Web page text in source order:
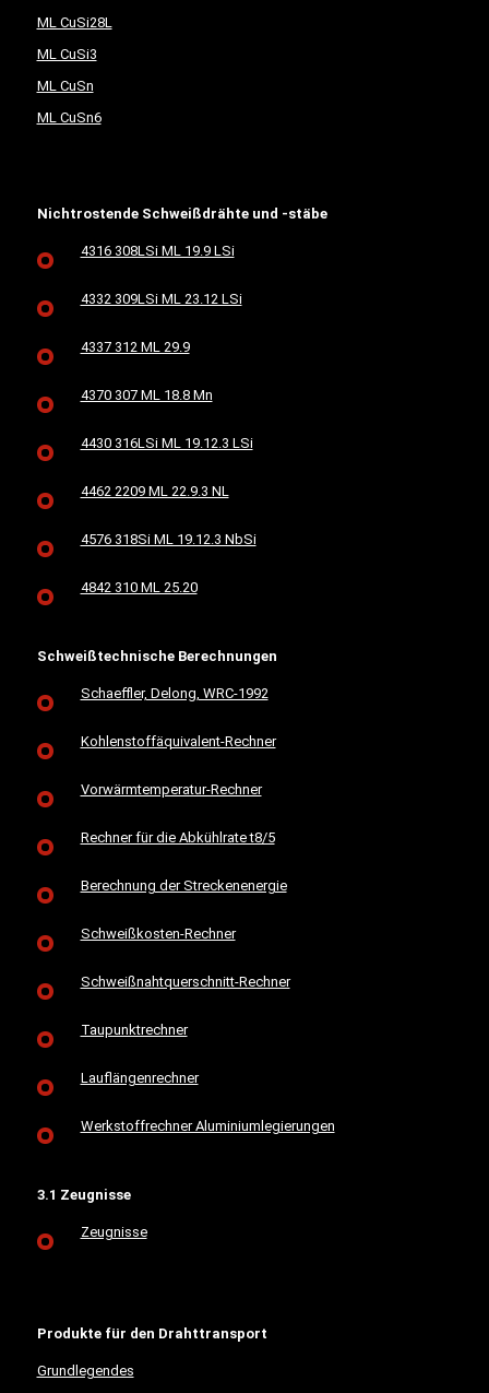
ML CuSi28L
ML CuSi3
ML CuSn
ML CuSn6
Nichtrostende Schweißdrähte und -stäbe
4316 308LSi ML 19.9 LSi
4332 309LSi ML 23.12 LSi
4337 312 ML 29.9
4370 307 ML 18.8 Mn
4430 316LSi ML 19.12.3 LSi
4462 2209 ML 22.9.3 NL
4576 318Si ML 19.12.3 NbSi
4842 310 ML 25.20
Schweißtechnische Berechnungen
Schaeffler, Delong, WRC-1992
Kohlenstoffäquivalent-Rechner
Vorwärmtemperatur-Rechner
Rechner für die Abkühlrate t8/5
Berechnung der Streckenenergie
Schweißkosten-Rechner
Schweißnahtquerschnitt-Rechner
Taupunktrechner
Lauflängenrechner
Werkstoffrechner Aluminiumlegierungen
3.1 Zeugnisse
Zeugnisse
Produkte für den Drahttransport
Grundlegendes